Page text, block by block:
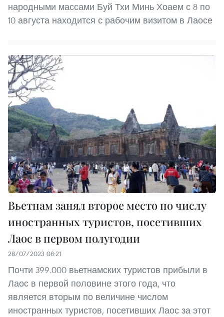
народными массами Буй Тхи Минь Хоаем с 8 по
10 августа находится с рабочим визитом в Лаосе
Вьетнам занял второе место по числу
иностранных туристов, посетивших
Лаос в первом полугодии
28/07/2023 08:21
Почти 399.000 вьетнамских туристов прибыли в
Лаос в первой половине этого года, что
является вторым по величине числом
иностранных туристов, посетивших Лаос за этот